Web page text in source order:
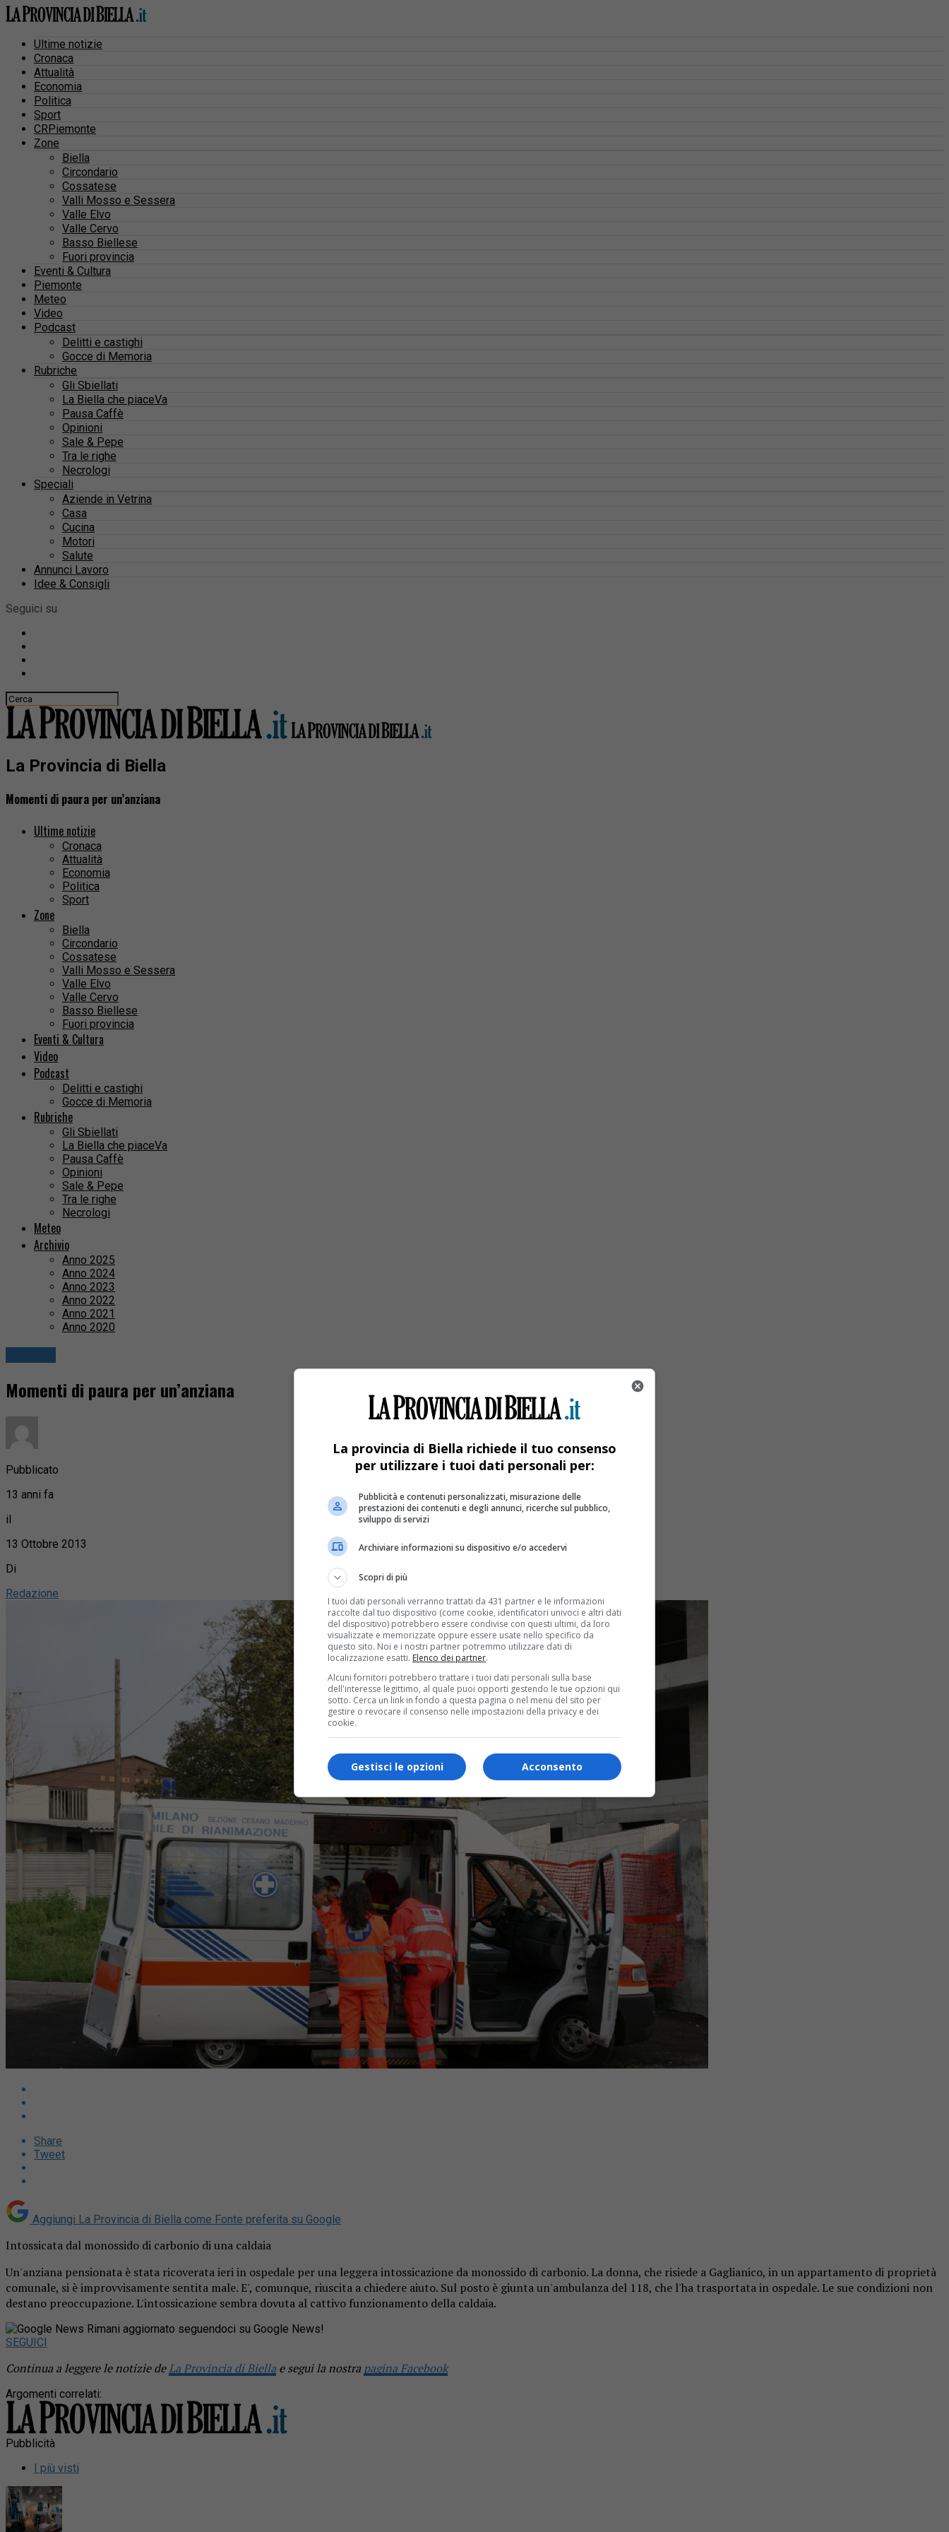
Ultime notizie
Cronaca
Attualità
Economia
Politica
Sport
CRPiemonte
Zone
Biella
Circondario
Cossatese
Valli Mosso e Sessera
Valle Elvo
Valle Cervo
Basso Biellese
Fuori provincia
Eventi & Cultura
Piemonte
Meteo
Video
Podcast
Delitti e castighi
Gocce di Memoria
Rubriche
Gli Sbiellati
La Biella che piaceVa
Pausa Caffè
Opinioni
Sale & Pepe
Tra le righe
Necrologi
Speciali
Aziende in Vetrina
Casa
Cucina
Motori
Salute
Annunci Lavoro
Idee & Consigli
Seguici su
La Provincia di Biella
Momenti di paura per un’anziana
Ultime notizie
Cronaca
Attualità
Economia
Politica
Sport
Zone
Biella
Circondario
Cossatese
Valli Mosso e Sessera
Valle Elvo
Valle Cervo
Basso Biellese
Fuori provincia
Eventi & Cultura
Video
Podcast
Delitti e castighi
Gocce di Memoria
Rubriche
Gli Sbiellati
La Biella che piaceVa
Pausa Caffè
Opinioni
Sale & Pepe
Tra le righe
Necrologi
Meteo
Archivio
Anno 2025
Anno 2024
Anno 2023
Anno 2022
Anno 2021
Anno 2020
Momenti di paura per un’anziana
Pubblicato
13 anni fa
il
13 Ottobre 2013
Di
Redazione
Share
Tweet
Aggiungi La Provincia di Biella come Fonte preferita su Google
Intossicata dal monossido di carbonio di una caldaia
Un'anziana pensionata è stata ricoverata ieri in ospedale per una leggera intossicazione da monossido di carbonio. La donna, che risiede a Gaglianico, in un appartamento di proprietà
comunale, si è improvvisamente sentita male. E', comunque, riuscita a chiedere aiuto. Sul posto è giunta un'ambulanza del 118, che l'ha trasportata in ospedale. Le sue condizioni non
destano preoccupazione. L'intossicazione sembra dovuta al cattivo funzionamento della caldaia.
Rimani aggiornato seguendoci su Google News!
SEGUICI
Continua a leggere le notizie deLa Provincia di Biella e segui la nostra pagina Facebook
Argomenti correlati:
Pubblicità
I più visti
La provincia di Biella richiede il tuo consenso
per utilizzare i tuoi dati personali per:
Pubblicità e contenuti personalizzati, misurazione delle
prestazioni dei contenuti e degli annunci, ricerche sul pubblico,
sviluppo di servizi
Archiviare informazioni su dispositivo e/o accedervi
Scopri di più
I tuoi dati personali verranno trattati da 431 partner e le informazioni
raccolte dal tuo dispositivo (come cookie, identificatori univoci e altri dati
del dispositivo) potrebbero essere condivise con questi ultimi, da loro
visualizzate e memorizzate oppure essere usate nello specifico da
questo sito. Noi e i nostri partner potremmo utilizzare dati di
localizzazione esatti. Elenco dei partner.
Alcuni fornitori potrebbero trattare i tuoi dati personali sulla base
dell'interesse legittimo, al quale puoi opporti gestendo le tue opzioni qui
sotto. Cerca un link in fondo a questa pagina o nel menu del sito per
gestire o revocare il consenso nelle impostazioni della privacy e dei
cookie.
Acconsento
Gestisci le opzioni